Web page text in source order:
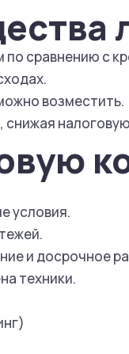
по сравнению с
возместить.
условия.
и досрочное
техники.